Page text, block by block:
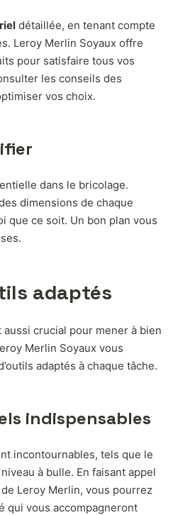
détaillée, en tenant compte
Leroy Merlin Soyaux offre
pour satisfaire tous vos
les conseils des
vos choix.
dans le bricolage.
dimensions de chaque
que ce soit. Un bon plan vous
adaptés
crucial pour mener à bien
Merlin Soyaux vous
adaptés à chaque tâche.
indispensables
incontournables, tels que le
à bulle. En faisant appel
Leroy Merlin, vous pourrez
qui vous accompagneront